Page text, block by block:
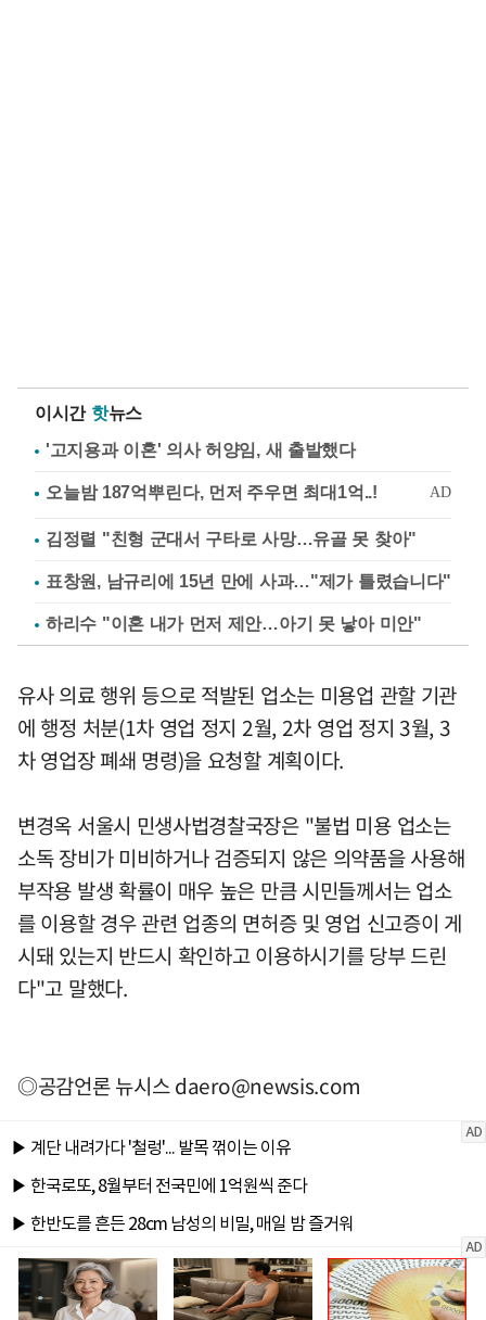
이시간 핫뉴스
'고지용과 이혼' 의사 허양임, 새 출발했다
김정렬 "친형 군대서 구타로 사망…유골 못 찾아"
표창원, 남규리에 15년 만에 사과…"제가 틀렸습니다"
하리수 "이혼 내가 먼저 제안…아기 못 낳아 미안"
유사 의료 행위 등으로 적발된 업소는 미용업 관할 기관
에 행정 처분(1차 영업 정지 2월, 2차 영업 정지 3월, 3
차 영업장 폐쇄 명령)을 요청할 계획이다.
변경옥 서울시 민생사법경찰국장은 "불법 미용 업소는
소독 장비가 미비하거나 검증되지 않은 의약품을 사용해
부작용 발생 확률이 매우 높은 만큼 시민들께서는 업소
를 이용할 경우 관련 업종의 면허증 및 영업 신고증이 게
시돼 있는지 반드시 확인하고 이용하시기를 당부 드린
다"고 말했다.
◎공감언론 뉴시스daero@newsis.com